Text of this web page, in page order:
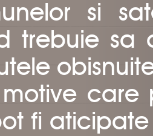
si
trebuie sa
care
fi